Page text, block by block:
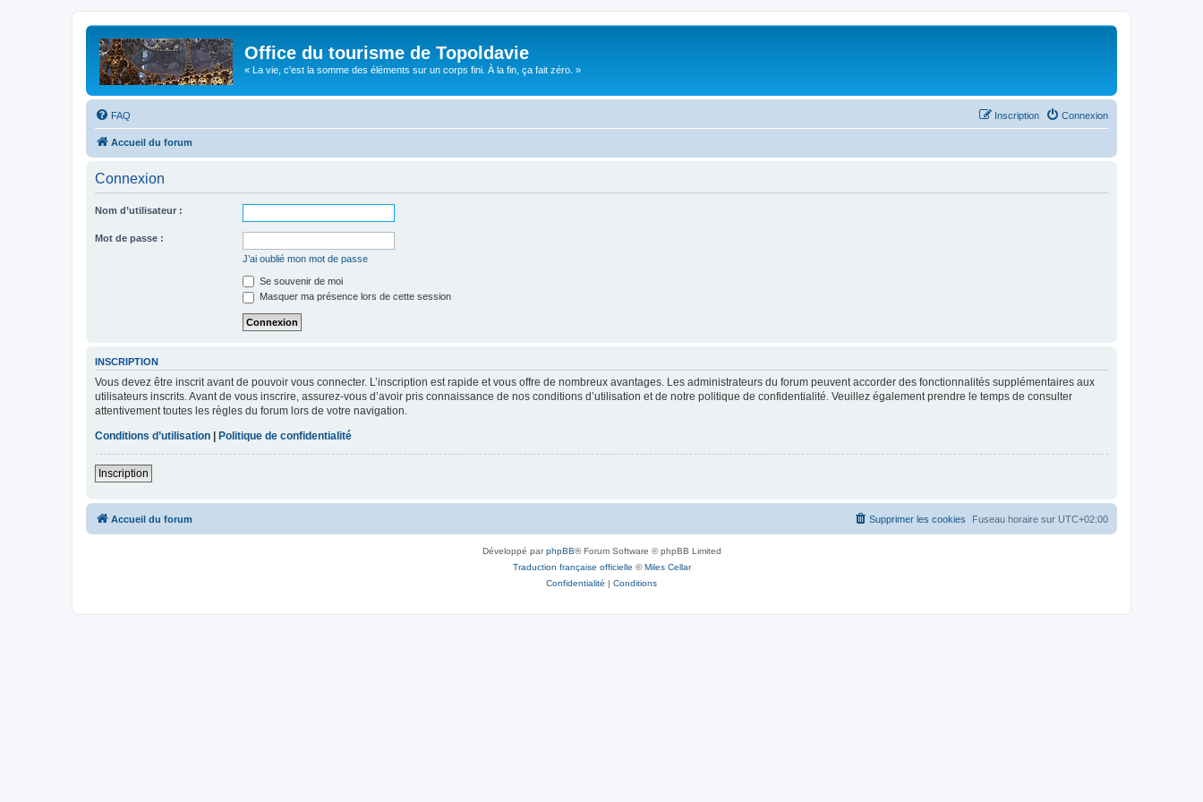
Office du tourisme de Topoldavie
« La vie, c'est la somme des éléments sur un corps fini. À la fin, ça fait zéro. »
FAQ Connexion
Inscription
Accueil du forum
Connexion
Nom d’utilisateur :
Mot de passe :
J’ai oublié mon mot de passe
Se souvenir de moi
Masquer ma présence lors de cette session
INSCRIPTION
Vous devez être inscrit avant de pouvoir vous connecter. L’inscription est rapide et vous offre de nombreux avantages. Les administrateurs du forum peuvent accorder des fonctionnalités supplémentaires aux
utilisateurs inscrits. Avant de vous inscrire, assurez-vous d’avoir pris connaissance de nos conditions d’utilisation et de notre politique de confidentialité. Veuillez également prendre le temps de consulter
attentivement toutes les règles du forum lors de votre navigation.
Conditions d’utilisation
Politique de confidentialité
Inscription
Accueil du forum Fuseau horaire sur UTC+02:00
Supprimer les cookies
Développé parphpBB® Forum Software © phpBB Limited
Traduction française officielle ©Miles Cellar
Confidentialité | Conditions